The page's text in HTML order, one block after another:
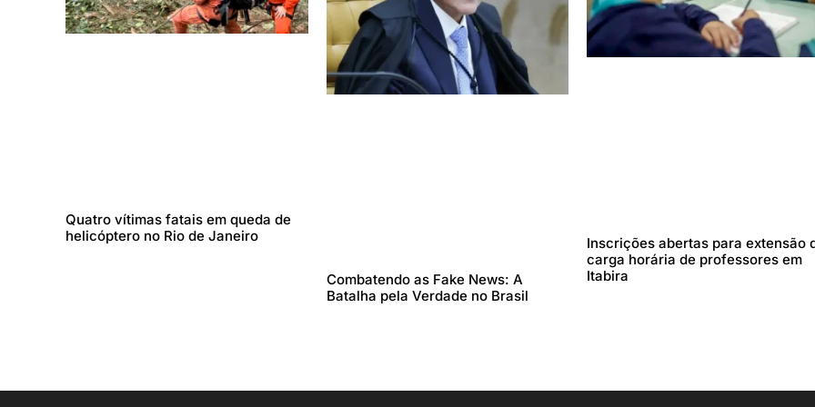
Quatro vítimas fatais em queda de
helicóptero no Rio de Janeiro
Combatendo as Fake News: A
Batalha pela Verdade no Brasil
Inscrições abertas para extensão
carga horária de professores em
Itabira